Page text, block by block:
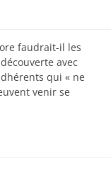
faudrait-il les
avec
qui « ne
venir se